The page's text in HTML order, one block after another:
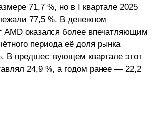
71,7 %, но в I квартале 2025
77,5 %. В денежном
AMD оказался более впечатляющим
периода её доля рынка
В предшествующем квартале этот
24,9 %, а годом ранее — 22,2